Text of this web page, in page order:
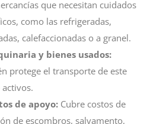
que necesitan cuidados
como las refrigeradas,
calefaccionadas o a granel.
y bienes usados:
protege el transporte de este
de apoyo: Cubre costos de
de escombros, salvamento,